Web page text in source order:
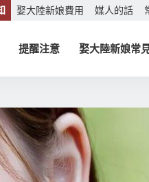
娶大陸新娘費用 媒人的話
提醒注意 娶大陸新娘常